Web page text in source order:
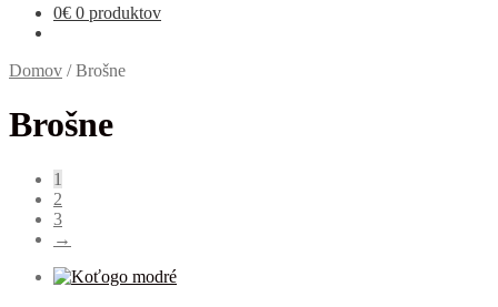
0€ 0 produktov
Domov /Brošne
Brošne
1
2
3
→